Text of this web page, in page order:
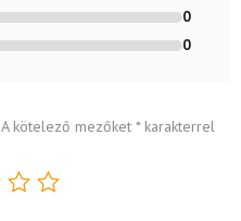
0
0
A kötelező mezőket *karakterrel